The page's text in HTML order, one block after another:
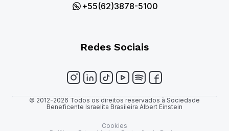
+55(62)3878-5100
Redes Sociais
© 2012-2026 Todos os direitos reservados à Sociedade
Beneficente Israelita Brasileira Albert Einstein
Cookies